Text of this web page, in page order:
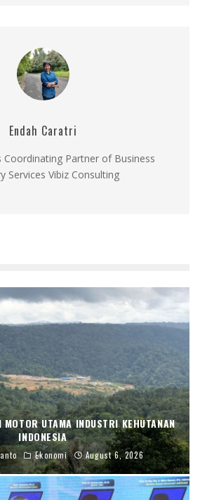
Endah Caratri
Coordinating Partner of Business
Services Vibiz Consulting
MOTOR UTAMA INDUSTRI KEHUTANAN
INDONESIA
Ekonomi August 6, 2026